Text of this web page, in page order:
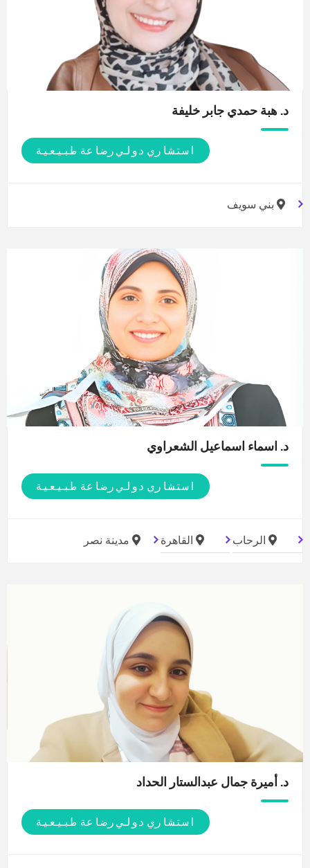
د. هبة حمدي جابر خليفة
استشاري دولي رضاعة طبيعية
بني سويف
د. اسماء اسماعيل الشعراوي
استشاري دولي رضاعة طبيعية
الرحاب القاهرة مدينة نصر
د. أميرة جمال عبدالستار الحداد
استشاري دولي رضاعة طبيعية